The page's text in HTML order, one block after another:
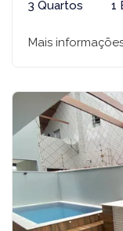
3 Quartos 1
Mais